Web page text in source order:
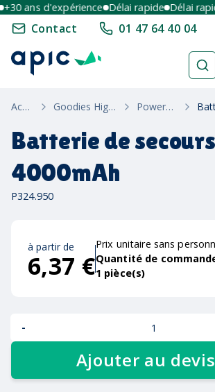
ans d'expérience Délai rapide Délai rapide
Contact 01 47 64 40 04
Accueil Goodies High-Tech Powerbanks
Batterie de
4000mAh
P324.950
à partir de
6,37 €
Prix unitaire sans
Quantité de
1 pièce(s)
-
Ajouter au devis